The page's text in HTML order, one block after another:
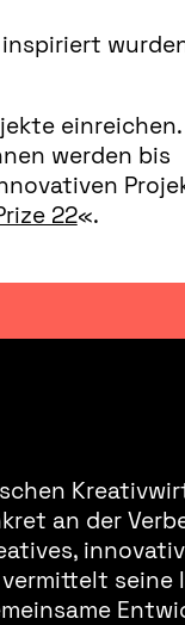
einreichen.
werden bis
22«.
an der
seine